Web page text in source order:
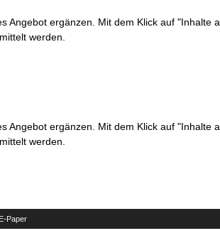
Angebot ergänzen. Mit dem Klick auf
werden.
Angebot ergänzen. Mit dem Klick auf
werden.
E-Paper